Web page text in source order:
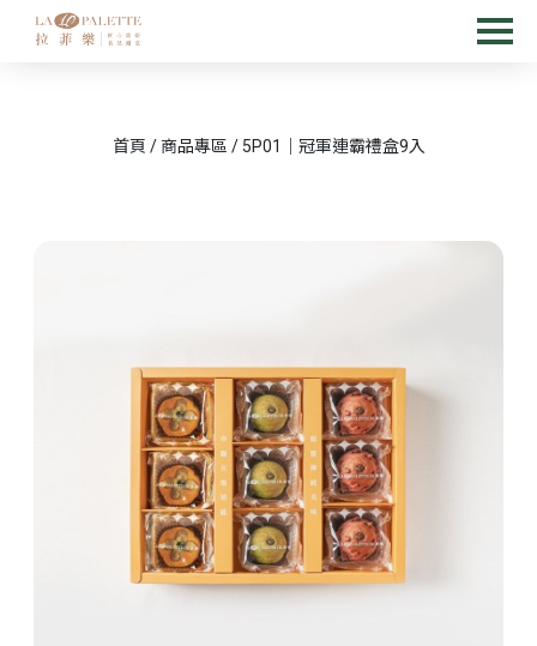
首頁 / 商品專區 / 5P01｜冠軍連霸禮盒9入